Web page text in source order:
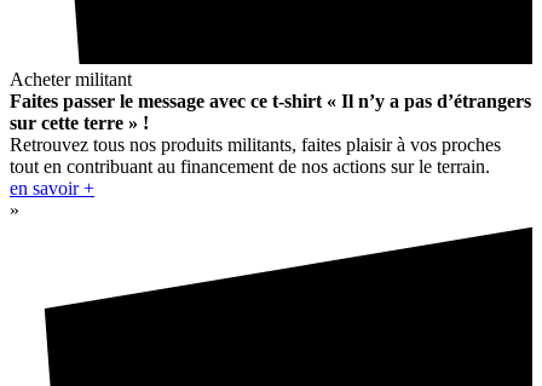
Acheter militant
Faites passer le message avec ce t-shirt « Il n’y a pas d’étrangers
sur cette terre » !
Retrouvez tous nos produits militants, faites plaisir à vos proches
tout en contribuant au financement de nos actions sur le terrain.
en savoir +
»